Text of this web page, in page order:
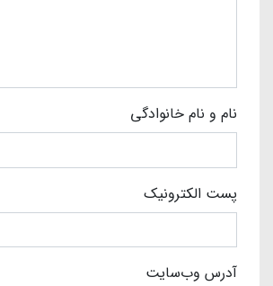
نام و نام خانوادگی
پست الکترونیک
آدرس وب‌سایت